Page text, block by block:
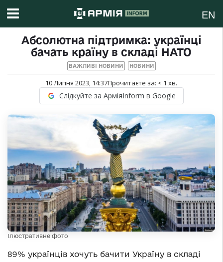
EN
Абсолютна підтримка: українці
бачать країну в складі НАТО
ВАЖЛИВІ НОВИНИ НОВИНИ
10 Липня 2023, 14:37Прочитаєте за: < 1 хв.
Слідкуйте за АрміяInform в Google
Ілюстративне фото
89% українців хочуть бачити Україну в складі